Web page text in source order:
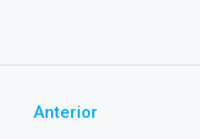
Anterior